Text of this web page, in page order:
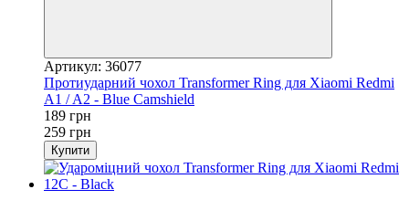
Артикул: 36077
Протиударний чохол Transformer Ring для Xiaomi Redmi
A1 / A2 - Blue Camshield
189 грн
259 грн
Купити